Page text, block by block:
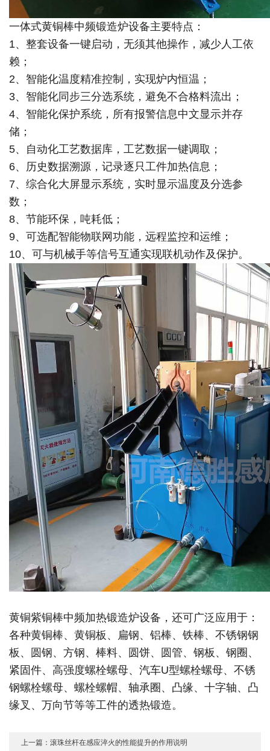
一体式黄铜棒中频锻造炉设备主要特点：
1、整套设备一键启动，无须其他操作，减少人工依
赖；
2、智能化温度精准控制，实现炉内恒温；
3、智能化同步三分选系统，避免不合格料流出；
4、智能化保护系统，所有报警信息中文显示并存
储；
5、自动化工艺数据库，工艺数据一键调取；
6、历史数据溯源，记录逐只工件加热信息；
7、综合化大屏显示系统，实时显示温度及分选参
数；
8、节能环保，吨耗低；
9、可选配智能物联网功能，远程监控和运维；
10、可与机械手等信号互通实现联机动作及保护。
黄铜紫铜棒中频加热锻造炉设备，还可广泛应用于：
各种黄铜棒、黄铜板、扁钢、铝棒、铁棒、不锈钢钢
板、圆钢、方钢、棒料、圆饼、圆管、钢板、钢圈、
紧固件、高强度螺栓螺母、汽车U型螺栓螺母、不锈
钢螺栓螺母、螺栓螺帽、轴承圈、凸缘、十字轴、凸
缘叉、万向节等等工件的透热锻造。
上一篇：滚珠丝杆在感应淬火的性能提升的作用说明